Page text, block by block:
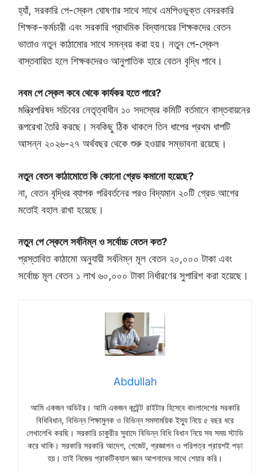
হ্যাঁ, সরকারি পে-স্কেল ঘোষণার সাথে সাথে এমপিওভুক্ত বেসরকারি
শিক্ষক-কর্মচারী এবং সরকারি প্রাথমিক বিদ্যালয়ের শিক্ষকদের বেতন
ভাতাও নতুন কাঠামোর সাথে সমন্বয় করা হয়। নতুন পে-স্কেল
বাস্তবায়িত হলে শিক্ষকদেরও আনুপাতিক হারে বেতন বৃদ্ধি পাবে।
নবম পে স্কেল কবে থেকে কার্যকর হতে পারে?
মন্ত্রিপরিষদ সচিবের নেতৃত্বাধীন ১০ সদস্যের কমিটি বর্তমানে বাস্তবায়নের
রূপরেখা তৈরি করছে। সবকিছু ঠিক থাকলে তিন ধাপের প্রথম ধাপটি
আসন্ন ২০২৬-২৭ অর্থবছর থেকে শুরু হওয়ার সম্ভাবনা রয়েছে।
নতুন বেতন কাঠামোতে কি কোনো গ্রেড কমানো হয়েছে?
না, বেতন বৃদ্ধির ব্যাপক পরিবর্তনের পরও বিদ্যমান ২০টি গ্রেড আগের
মতোই বহাল রাখা হয়েছে।
নতুন পে স্কেলে সর্বনিম্ন ও সর্বোচ্চ বেতন কত?
প্রস্তাবিত কাঠামো অনুযায়ী সর্বনিম্ন মূল বেতন ২০,০০০ টাকা এবং
সর্বোচ্চ মূল বেতন ১ লাখ ৬০,০০০ টাকা নির্ধারণের সুপারিশ করা হয়েছে।
Abdullah
আমি একজন অডিটর। আমি একজন কন্টেন্ট রাইটার হিসেবে বাংলাদেশের সরকারি
বিধিবিধান, বিভিন্ন শিক্ষামুলক ও বিভিন্ন সমসাময়িক ইস্যু নিয়ে ৫ বছর ধরে
লেখালেখি করছি। সরকারি চাকুরীর সুবাদে বিভিন্ন বিধি বিধান নিয়ে সব সময় স্টাডি
করে থাকি। সরকারি সরকারি আদেশ, গেজেট, প্রজ্ঞাপন ও পরিপত্র প্রায়শই পড়া
হয়। তাই নিজের প্রাকটিক্যাল জ্ঞান আপনাদের সাথে শেয়ার করি।